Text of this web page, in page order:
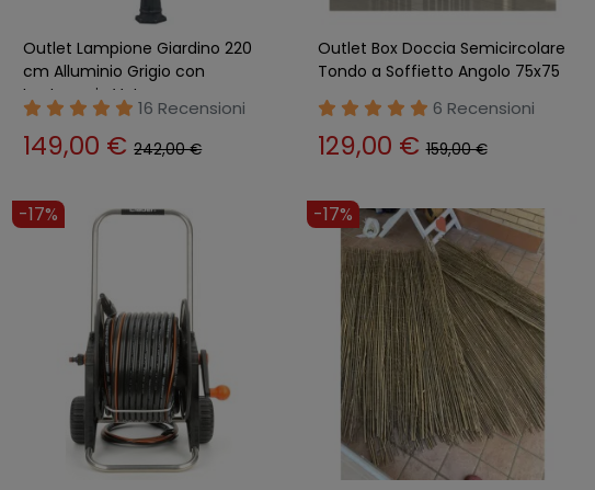
Outlet Lampione Giardino 220
cm Alluminio Grigio con
Lanterna in Vetro
16 Recensioni
149,00 €242,00 €
Outlet Box Doccia Semicircolare
Tondo a Soffietto Angolo 75x75
6 Recensioni
129,00 €159,00 €
-17% -17%